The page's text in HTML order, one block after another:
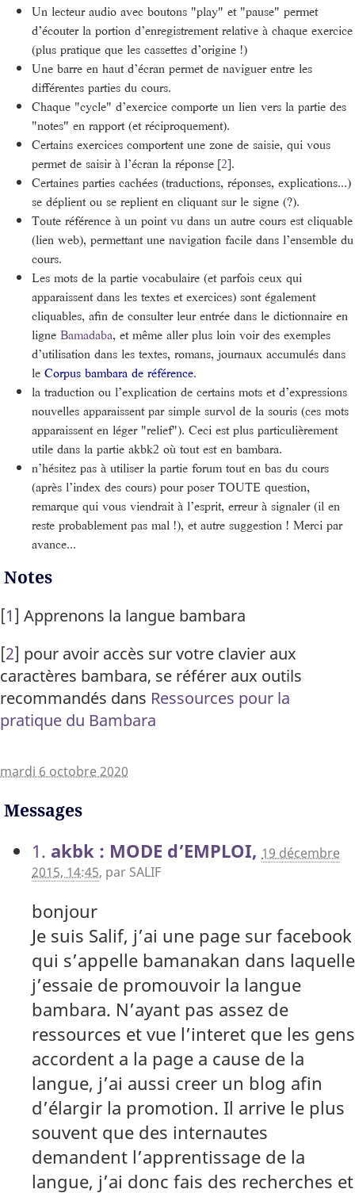
Un lecteur audio avec boutons "play" et "pause" permet
d’écouter la portion d’enregistrement relative à chaque exercice
(plus pratique que les cassettes d’origine !)
Une barre en haut d’écran permet de naviguer entre les
différentes parties du cours.
Chaque "cycle" d’exercice comporte un lien vers la partie des
"notes" en rapport (et réciproquement).
Certains exercices comportent une zone de saisie, qui vous
permet de saisir à l’écran la réponse [2].
Certaines parties cachées (traductions, réponses, explications...)
se déplient ou se replient en cliquant sur le signe (?).
Toute référence à un point vu dans un autre cours est cliquable
(lien web), permettant une navigation facile dans l’ensemble du
cours.
Les mots de la partie vocabulaire (et parfois ceux qui
apparaissent dans les textes et exercices) sont également
cliquables, afin de consulter leur entrée dans le dictionnaire en
ligne Bamadaba, et même aller plus loin voir des exemples
d’utilisation dans les textes, romans, journaux accumulés dans
le Corpus bambara de référence.
la traduction ou l’explication de certains mots et d’expressions
nouvelles apparaissent par simple survol de la souris (ces mots
apparaissent en léger "relief"). Ceci est plus particulièrement
utile dans la partie akbk2 où tout est en bambara.
n’hésitez pas à utiliser la partie forum tout en bas du cours
(après l’index des cours) pour poser TOUTE question,
remarque qui vous viendrait à l’esprit, erreur à signaler (il en
reste probablement pas mal !), et autre suggestion ! Merci par
avance...
Notes
[1] Apprenons la langue bambara
[2] pour avoir accès sur votre clavier aux
caractères bambara, se référer aux outils
recommandés dans Ressources pour la
pratique du Bambara
mardi 6 octobre 2020
Messages
1. akbk : MODE d’EMPLOI, 19 décembre
2015, 14:45, par SALIF
bonjour
Je suis Salif, j’ai une page sur facebook
qui s’appelle bamanakan dans laquelle
j’essaie de promouvoir la langue
bambara. N’ayant pas assez de
ressources et vue l’interet que les gens
accordent a la page a cause de la
langue, j’ai aussi creer un blog afin
d’élargir la promotion. Il arrive le plus
souvent que des internautes
demandent l’apprentissage de la
langue, j’ai donc fais des recherches et